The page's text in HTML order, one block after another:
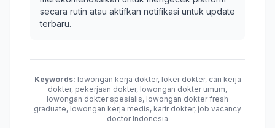
secara rutin atau aktifkan notifikasi untuk update
terbaru.
Keywords: lowongan kerja dokter, loker dokter, cari kerja
dokter, pekerjaan dokter, lowongan dokter umum,
lowongan dokter spesialis, lowongan dokter fresh
graduate, lowongan kerja medis, karir dokter, job vacancy
doctor Indonesia